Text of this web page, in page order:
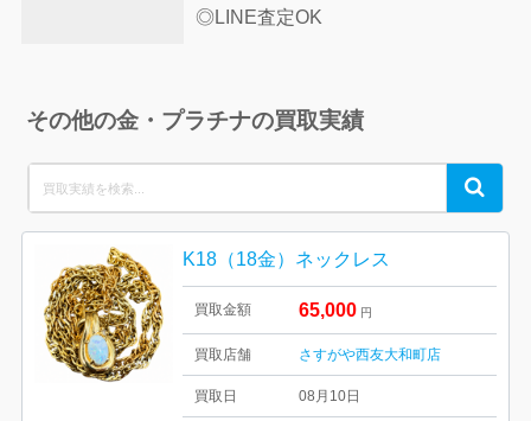
◎LINE査定OK
その他の金・プラチナの買取実績
for:
Search
K18（18金）ネックレス
買取金額 65,000 円
買取店舗 さすがや西友大和町店
買取日 08月10日